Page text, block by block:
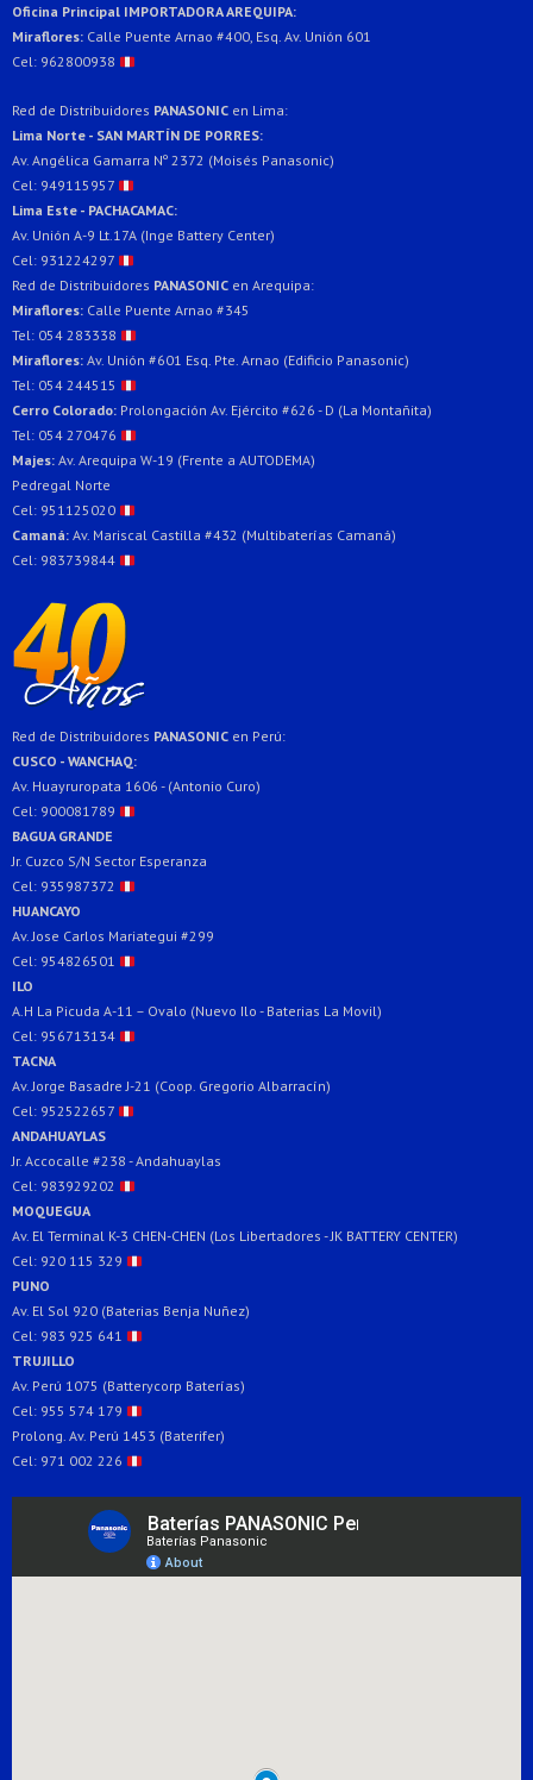
Oficina Principal IMPORTADORA AREQUIPA:
Miraflores: Calle Puente Arnao #400, Esq. Av. Unión 601
Cel: 962800938
Red de Distribuidores PANASONIC en Lima:
Lima Norte - SAN MARTÍN DE PORRES:
Av. Angélica Gamarra Nº 2372 (Moisés Panasonic)
Cel: 949115957
Lima Este - PACHACAMAC:
Av. Unión A-9 Lt.17A (Inge Battery Center)
Cel: 931224297
Red de Distribuidores PANASONIC en Arequipa:
Miraflores: Calle Puente Arnao #345
Tel: 054 283338
Miraflores: Av. Unión #601 Esq. Pte. Arnao (Edificio Panasonic)
Tel: 054 244515
Cerro Colorado: Prolongación Av. Ejército #626 - D (La Montañita)
Tel: 054 270476
Majes: Av. Arequipa W-19 (Frente a AUTODEMA)
Pedregal Norte
Cel: 951125020
Camaná: Av. Mariscal Castilla #432 (Multibaterías Camaná)
Cel: 983739844
Red de Distribuidores PANASONIC en Perú:
CUSCO - WANCHAQ:
Av. Huayruropata 1606 - (Antonio Curo)
Cel: 900081789
BAGUA GRANDE
Jr. Cuzco S/N Sector Esperanza
Cel: 935987372
HUANCAYO
Av. Jose Carlos Mariategui #299
Cel: 954826501
ILO
A.H La Picuda A-11 – Ovalo (Nuevo Ilo - Baterias La Movil)
Cel: 956713134
TACNA
Av. Jorge Basadre J-21 (Coop. Gregorio Albarracín)
Cel: 952522657
ANDAHUAYLAS
Jr. Accocalle #238 - Andahuaylas
Cel: 983929202
MOQUEGUA
Av. El Terminal K-3 CHEN-CHEN (Los Libertadores - JK BATTERY CENTER)
Cel: 920 115 329
PUNO
Av. El Sol 920 (Baterias Benja Nuñez)
Cel: 983 925 641
TRUJILLO
Av. Perú 1075 (Batterycorp Baterías)
Cel: 955 574 179
Prolong. Av. Perú 1453 (Baterifer)
Cel: 971 002 226